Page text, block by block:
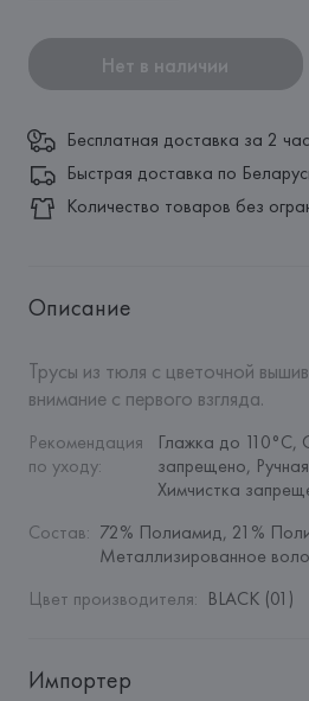
Нет в наличии
Бесплатная доставка за 2
Быстрая доставка по
Количество товаров без
Описание
Трусы из тюля с цветочной
внимание с первого взгляда.
Рекомендация
по уходу:
Глажка до 110°C,
запрещено,
Химчистка
Состав: 72% Полиамид, 21%
Металлизированное
Цвет производителя: BLACK (01)
Импортер